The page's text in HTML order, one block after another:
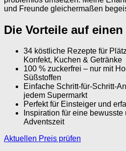
und Freunde gleichermaßen
Die Vorteile auf
34 köstliche Rezepte für
Konfekt, Kuchen & Getränke
100 % zuckerfrei – nur mit
Süßstoffen
Einfache Schritt-für-Schritt-
jedem Supermarkt
Perfekt für Einsteiger und
Inspiration für eine
Adventszeit
Aktuellen Preis prüfen